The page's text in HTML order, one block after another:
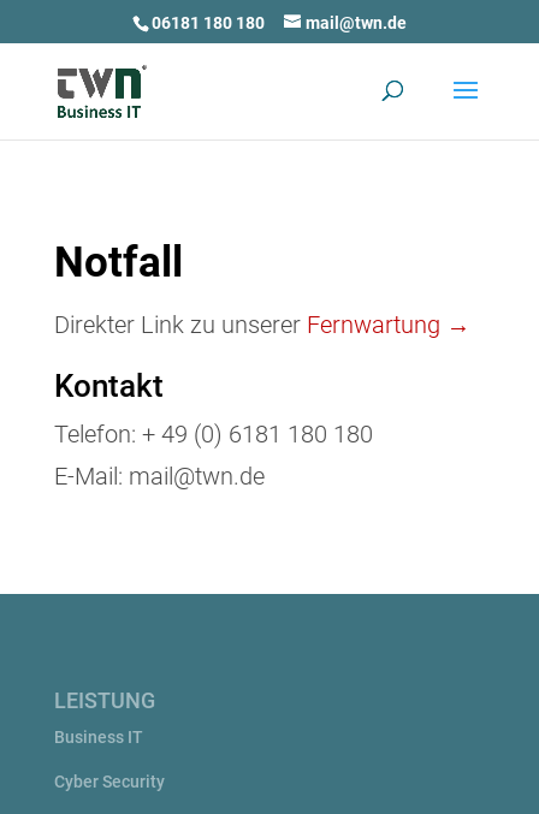
06181 180 180 mail@twn.de
Notfall
Direkter Link zu unserer Fernwartung →
Kontakt
Telefon: + 49 (0) 6181 180 180
E-Mail: mail@twn.de
LEISTUNG
Business IT
Cyber Security